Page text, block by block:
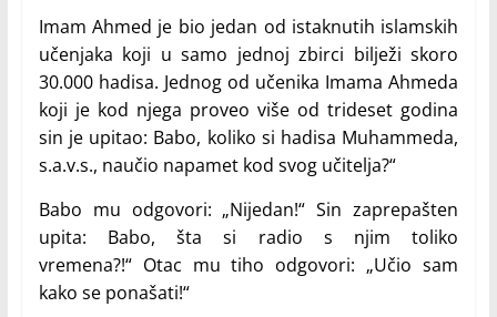
Imam Ahmed je bio jedan od istaknutih islamskih
učenjaka koji u samo jednoj zbirci bilježi skoro
30.000 hadisa. Jednog od učenika Imama Ahmeda
koji je kod njega proveo više od trideset godina
sin je upitao: Babo, koliko si hadisa Muhammeda,
s.a.v.s., naučio napamet kod svog učitelja?“
Babo mu odgovori: „Nijedan!“ Sin zaprepašten
upita: Babo, šta si radio s njim toliko
vremena?!“ Otac mu tiho odgovori: „Učio sam
kako se ponašati!“